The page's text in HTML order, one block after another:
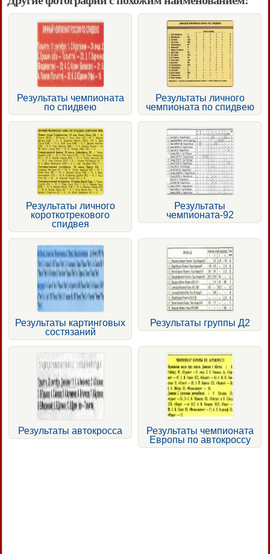
Результаты чемпионата
по спидвею
Результаты личного
чемпионата по спидвею
Результаты личного
короткотрекового
спидвея
Результаты
чемпионата-92
Результаты картинговых
состязаний
Результаты группы Д2
Результаты автокросса
Результаты чемпионата
Европы по автокроссу